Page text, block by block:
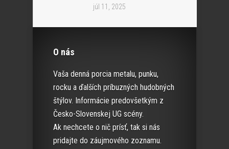
júl 11, 2025
O nás
Vaša denná porcia metalu, punku,
rocku a ďalších príbuzných hudobných
štýlov. Informácie predovšetkým z
Česko-Slovenskej UG scény.
Ak nechcete o nič prísť, tak si nás
pridajte do záujmového zoznamu.